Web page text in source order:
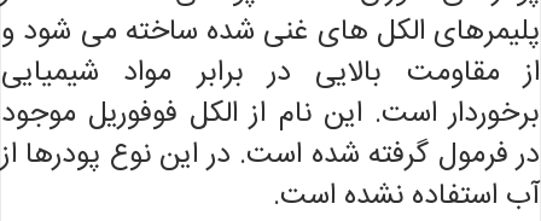
پلیمرهای الکل های غنی شده ساخته می شود و
از مقاومت بالایی در برابر مواد شیمیایی
برخوردار است. این نام از الکل فوفوریل موجود
در فرمول گرفته شده است. در این نوع پودرها از
آب استفاده نشده است.